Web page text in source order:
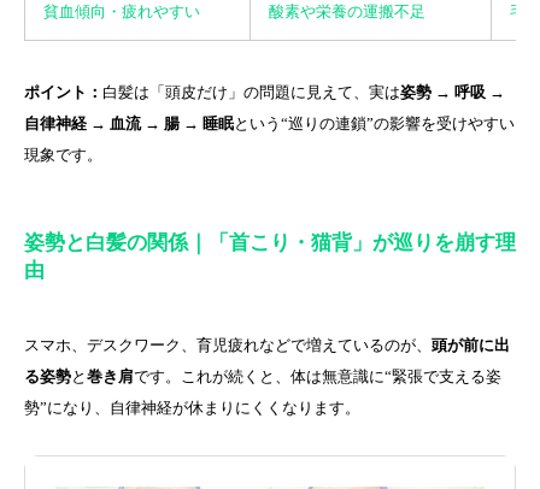
貧血傾向・疲れやすい 酸素や栄養の運搬不足 毛
ポイント： 白髪は「頭皮だけ」の問題に見えて、実は姿勢 → 呼吸 →
自律神経 → 血流 → 腸 → 睡眠という“巡りの連鎖”の影響を受けやすい
現象です。
姿勢と白髪の関係｜「首こり・猫背」が巡りを崩す理
由
スマホ、デスクワーク、育児疲れなどで増えているのが、 頭が前に出
る姿勢と 巻き肩です。これが続くと、体は無意識に“緊張で支える姿
勢”になり、自律神経が休まりにくくなります。